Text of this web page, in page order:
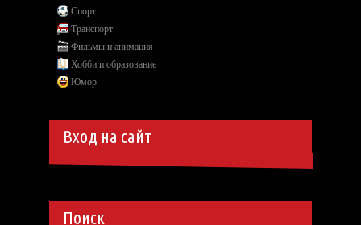
Спорт
Транспорт
Фильмы и анимация
Хобби и образование
Юмор
Вход на сайт
Поиск